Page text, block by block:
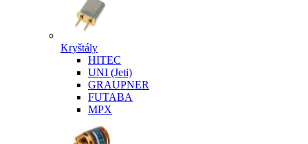
Kryštály
HITEC
UNI (Jeti)
GRAUPNER
FUTABA
MPX